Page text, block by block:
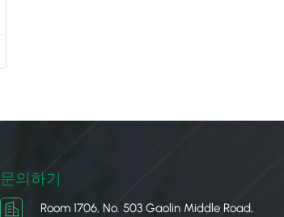
문의하기
Room 1706, No. 503 Gaolin Middle Road,